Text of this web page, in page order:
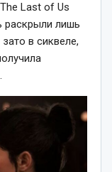
Last of Us
раскрыли лишь
в сиквеле,